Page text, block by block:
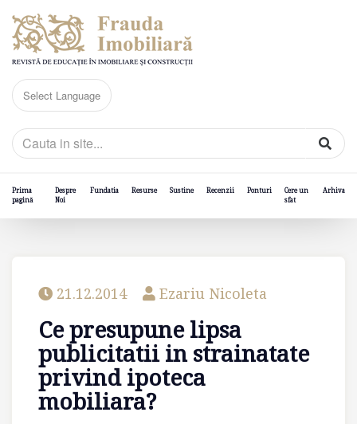
Prima
pagină
Despre
Noi
Fundatia Resurse Sustine Recenzii Ponturi
Cere un
sfat
Arhiva
21.12.2014 Ezariu Nicoleta
Ce presupune lipsa
publicitatii in strainatate
privind ipoteca
mobiliara?